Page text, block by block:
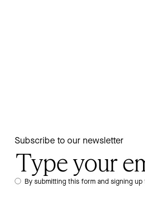
Subscribe to our newsletter
By submitting this form and signing